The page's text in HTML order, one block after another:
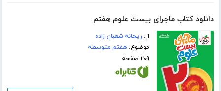
دانلود کتاب ماجرای بیست علوم هفتم
از:ریحانه شعبان زاده
موضوع:هفتم متوسطه
۲۰۹ صفحه